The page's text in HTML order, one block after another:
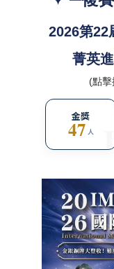
2026第22
菁英
(點
金獎
47 人